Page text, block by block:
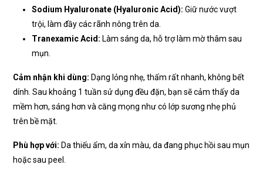
Sodium Hyaluronate (Hyaluronic Acid): Giữ nước vượt
trội, làm đầy các rãnh nông trên da.
Tranexamic Acid: Làm sáng da, hỗ trợ làm mờ thâm sau
mụn.
Cảm nhận khi dùng: Dạng lỏng nhẹ, thấm rất nhanh, không bết
dính. Sau khoảng 1 tuần sử dụng đều đặn, bạn sẽ cảm thấy da
mềm hơn, sáng hơn và căng mọng như có lớp sương nhẹ phủ
trên bề mặt.
Phù hợp với: Da thiếu ẩm, da xỉn màu, da đang phục hồi sau mụn
hoặc sau peel.